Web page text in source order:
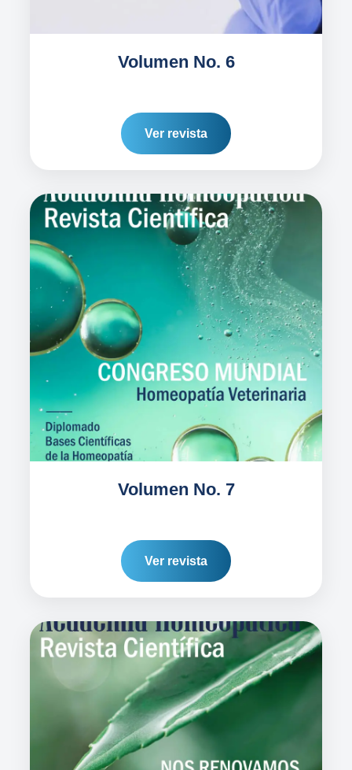
Volumen No. 6
Ver revista
Volumen No. 7
Ver revista